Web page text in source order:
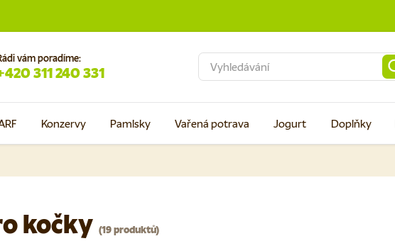
vám poradíme:
311 240 331
Konzervy Pamlsky Vařená potrava Jogurt Doplňky
kočky (19 produktů)